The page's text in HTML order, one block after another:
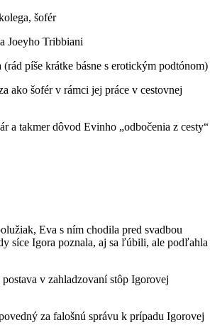
šofér
Joeyho Tribbiani
píše krátke básne s erotickým podtónom)
ako šofér v rámci jej práce v cestovnej
a takmer dôvod Evinho „odbočenia z cesty“
Eva s ním chodila pred svadbou
síce Igora poznala, aj sa ľúbili, ale podľahla
v zahladzovaní stôp Igorovej
za falošnú správu k prípadu Igorovej